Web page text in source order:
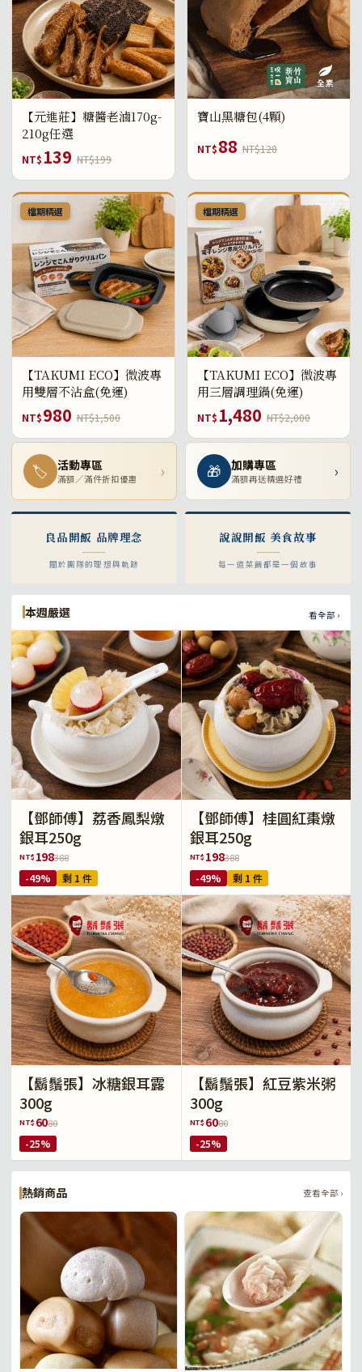
【元進莊】糖醬老滷170g-
210g任選
NT$ 139 NT$199
寶山黑糖包(4顆)
NT$88 NT$128
檔期精選
【TAKUMI ECO】微波專
用雙層不沾盒(免運)
NT$980 NT$1,500
檔期精選
【TAKUMI ECO】微波專
用三層調理鍋(免運)
NT$ 1,480 NT$2,000
🏷 活動專區
滿額／滿件折扣優惠 › 🎁 加購專區
滿額再送精選好禮 ›
良品開飯 品牌理念
關於團隊的理想與軌跡
說說開飯 美食故事
每一道菜餚都是一個故事
本週嚴選 看全部 ›
【鄧師傅】荔香鳳梨燉
銀耳250g
NT$ 198388
-49% 剩 1 件
【鄧師傅】桂圓紅棗燉
銀耳250g
NT$ 198388
-49% 剩 1 件
【鬍鬚張】冰糖銀耳露
300g
NT$ 6080
-25%
【鬍鬚張】紅豆紫米粥
300g
NT$ 6080
-25%
熱銷商品 查看全部 ›